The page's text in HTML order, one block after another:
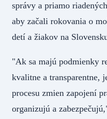
správy a priamo
aby začali rokovania o
detí a žiakov na
"Ak sa majú podmienky
kvalitne a transparentne,
procesu zmien zapojení
organizujú a